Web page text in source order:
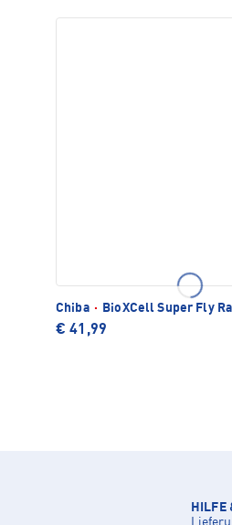
Chiba · BioXCell Super Fly
€ 41,99
HILFE